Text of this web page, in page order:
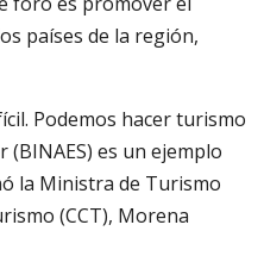
países de la región,
Podemos hacer turismo
es un ejemplo
la Ministra de Turismo
(CCT), Morena